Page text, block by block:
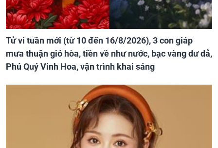
Tử vi tuần mới (từ 10 đến 16/8/2026), 3 con giáp
mưa thuận gió hòa, tiền về như nước, bạc vàng dư dả,
Phú Quý Vinh Hoa, vận trình khai sáng